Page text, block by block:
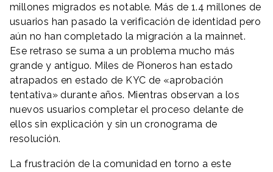
millones migrados es notable. Más de 1.4 millones de
usuarios han pasado la verificación de identidad pero
aún no han completado la migración a la mainnet.
Ese retraso se suma a un problema mucho más
grande y antiguo. Miles de Pioneros han estado
atrapados en estado de KYC de «aprobación
tentativa» durante años. Mientras observan a los
nuevos usuarios completar el proceso delante de
ellos sin explicación y sin un cronograma de
resolución.
La frustración de la comunidad en torno a este